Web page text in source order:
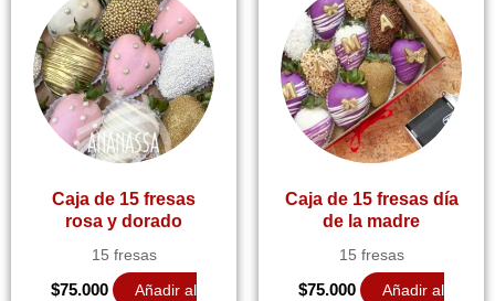
Caja de 15 fresas
rosa y dorado
15 fresas
$75.000
Añadir al
Caja de 15 fresas día
de la madre
15 fresas
$75.000
Añadir al